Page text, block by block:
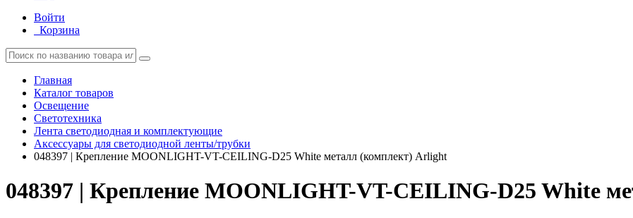
Войти
Корзина
Главная
Каталог товаров
Освещение
Светотехника
Лента светодиодная и комплектующие
Аксессуары для светодиодной ленты/трубки
048397 | Крепление MOONLIGHT-VT-CEILING-D25 White металл (комплект) Arlight
048397 | Крепление MOONLIGHT-VT-CEILING-D25 White